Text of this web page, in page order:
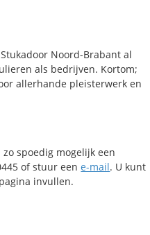
Noord-Brabant al
als bedrijven. Kortom;
allerhande pleisterwerk en
spoedig mogelijk een
of stuur eene-mail. U kunt
invullen.